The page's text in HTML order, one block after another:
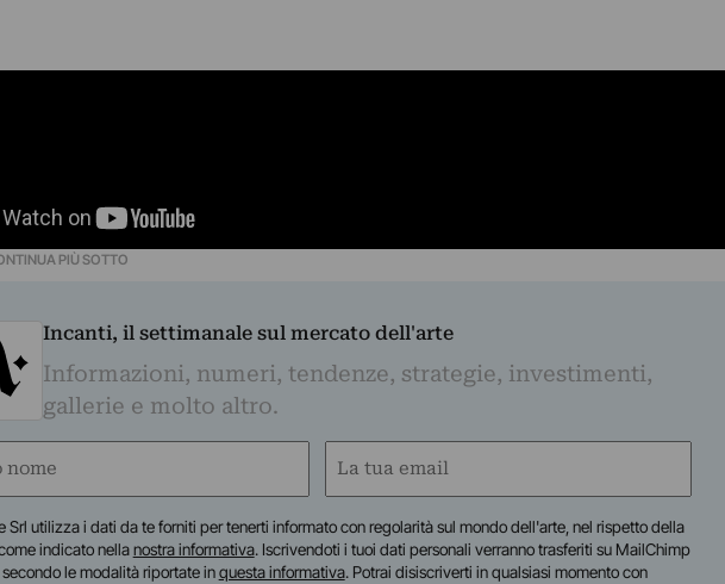
PIÙ SOTTO
Incanti, il settimanale sul mercato dell'arte
Informazioni, numeri, tendenze, strategie, investimenti,
gallerie e molto altro.
Email
Srl utilizza i dati da te forniti per tenerti informato con regolarità sul mondo dell'arte, nel rispetto della
indicato nellanostra informativa. Iscrivendoti i tuoi dati personali verranno trasferiti su MailChimp
le modalità riportate inquesta informativa. Potrai disiscriverti in qualsiasi momento con